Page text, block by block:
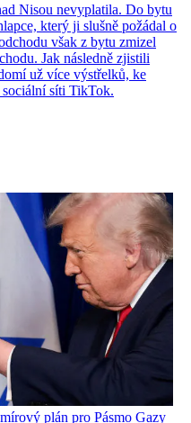
Nisou nevyplatila. Do bytu
který ji slušně požádal o
však z bytu zmizel
Jak následně zjistili
už více výstřelků, ke
síti TikTok.
plán pro Pásmo Gazy